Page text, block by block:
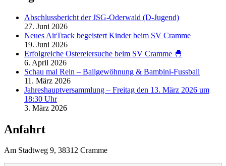
Abschlussbericht der JSG-Oderwald (D-Jugend)
27. Juni 2026
Neues AirTrack begeistert Kinder beim SV Cramme
19. Juni 2026
Erfolgreiche Ostereiersuche beim SV Cramme 🐣
6. April 2026
Schau mal Rein – Ballgewöhnung & Bambini-Fussball
11. März 2026
Jahreshauptversammlung – Freitag den 13. März 2026 um
18:30 Uhr
3. März 2026
Anfahrt
Am Stadtweg 9, 38312 Cramme